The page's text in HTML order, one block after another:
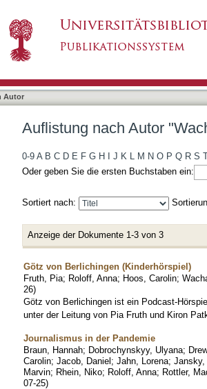
Autor
Auflistung nach Autor
0-9 A B C D E F G H J K L M N O P Q R S
Oder geben Sie die ersten Buchstaben ein:
Sortiert nach:
Anzeige der Dokumente 1-3 von 3
Götz von Berlichingen (Kinderhörspiel)
Fruth, Pia; Roloff, Anna; Hoos, Carolin;
26)
Götz von Berlichingen ist ein Podcast-
unter der Leitung von Pia Fruth und Kiron
Journalismus in der Pandemie
Braun, Hannah; Dobrochynskyy, Ulyana;
Carolin; Jacob, Daniel; Jahn, Lorena; Jansky,
Marvin; Rhein, Niko; Roloff, Anna; Rottler,
07-25)